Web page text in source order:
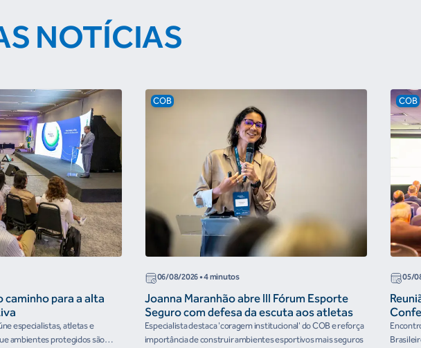
NOTÍCIAS
caminho para a alta
especialistas, atletas e
ambientes protegidos são
COB
06/08/2026• 4 minutos
Joanna Maranhão abre III Fórum Esporte
Seguro com defesa da escuta aos atletas
Especialista destaca 'coragem institucional' do COB e reforça
importância de construir ambientes esportivos mais seguros
COB
05/
the